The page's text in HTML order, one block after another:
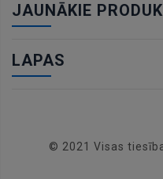
JAUNĀKIE
LAPAS
© 2021 Visas